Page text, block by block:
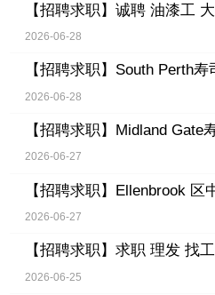
【招聘求职】 诚聘 油漆工
2026-06-28
【招聘求职】 South Perth寿
2026-06-28
【招聘求职】 Midland Gate
2026-06-27
【招聘求职】 Ellenbrook 区
2026-06-27
【招聘求职】 求职 理发 找
2026-06-25